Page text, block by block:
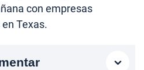
con empresas
Texas.